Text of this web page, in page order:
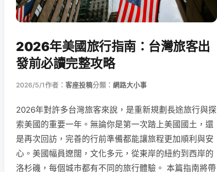
2026年美國旅行指南：台灣旅客出
發前必讀完整攻略
2026/5/1作者： 客座投稿分類： 網路大小事
2026年對許多台灣旅客來說，是重新規劃長途旅行與探
索美國的重要一年。無論你是第一次踏上美國國土，還
是再次回訪，完善的行前準備都能讓旅程更加順利與安
心。美國幅員遼闊，文化多元，從東岸的紐約到西岸的
洛杉磯，每個城市都有不同的旅行體驗。 本篇指南將帶